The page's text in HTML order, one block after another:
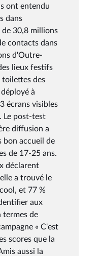
ont entendu
dans
de 30,8 millions
contacts dans
d'Outre-
lieux festifs
toilettes des
à
écrans visibles
Le post-test
diffusion a
bon accueil de
de 17-25 ans.
déclarent
a trouvé le
et 77 %
aux
termes de
« C'est
scores que la
aussi la